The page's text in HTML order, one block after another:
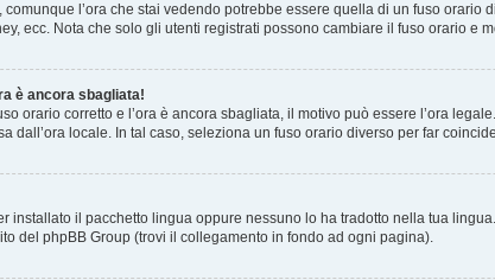
comunque l’ora che stai vedendo potrebbe essere quella di un fuso
ecc. Nota che solo gli utenti registrati possono cambiare il fuso orario e
è ancora sbagliata!
orario corretto e l’ora è ancora sbagliata, il motivo può essere l’ora
dall’ora locale. In tal caso, seleziona un fuso orario diverso per far
installato il pacchetto lingua oppure nessuno lo ha tradotto nella tua
del phpBB Group (trovi il collegamento in fondo ad ogni pagina).